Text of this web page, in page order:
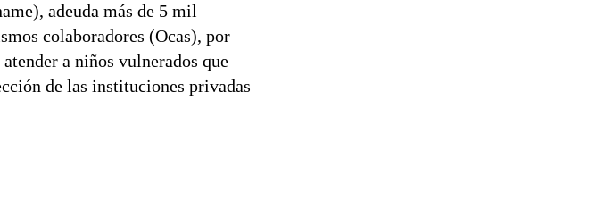
adeuda más de 5 mil
colaboradores (Ocas), por
a niños vulnerados que
de las instituciones privadas